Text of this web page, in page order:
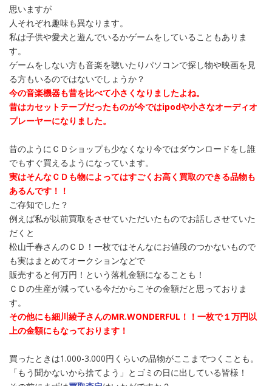
思いますが
人それぞれ趣味も異なります。
私は子供や愛犬と遊んでいるかゲームをしていることもありま
す。
ゲームをしない方も音楽を聴いたりパソコンで探し物や映画を見
る方もいるのではないでしょうか？
今の音楽機器も昔を比べて小さくなりましたよね。
昔はカセットテープだったものが今ではipodや小さなオーディオ
プレーヤーになりました。
昔のようにＣＤショップも少なくなり今ではダウンロードをし誰
でもすぐ買えるようになっています。
実はそんなＣＤも物によってはすごくお高く買取のできる品物も
あるんです！！
ご存知でした？
例えば私が以前買取をさせていただいたものでお話しさせていた
だくと
松山千春さんのＣＤ！一枚ではそんなにお値段のつかないもので
も実はまとめてオークションなどで
販売すると何万円！という落札金額になることも！
ＣＤの生産が減っている今だからこその金額だと思っておりま
す。
その他にも細川綾子さんのMR.WONDERFUL！！一枚で１万円以
上の金額にもなっております！
買ったときは1.000-3.000円くらいの品物がここまでつくことも。
「もう聞かないから捨てよう」とゴミの日に出している皆様！